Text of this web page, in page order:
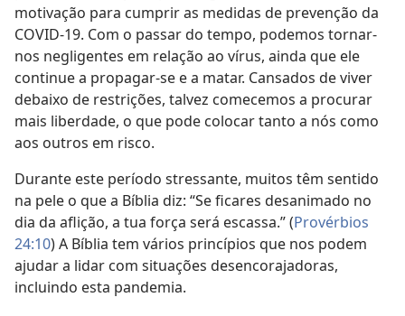
motivação para cumprir as medidas de prevenção da
COVID-19. Com o passar do tempo, podemos tornar-
nos negligentes em relação ao vírus, ainda que ele
continue a propagar-se e a matar. Cansados de viver
debaixo de restrições, talvez comecemos a procurar
mais liberdade, o que pode colocar tanto a nós como
aos outros em risco.
Durante este período stressante, muitos têm sentido
na pele o que a Bíblia diz: “Se ficares desanimado no
dia da aflição, a tua força será escassa.” (Provérbios
24:10) A Bíblia tem vários princípios que nos podem
ajudar a lidar com situações desencorajadoras,
incluindo esta pandemia.